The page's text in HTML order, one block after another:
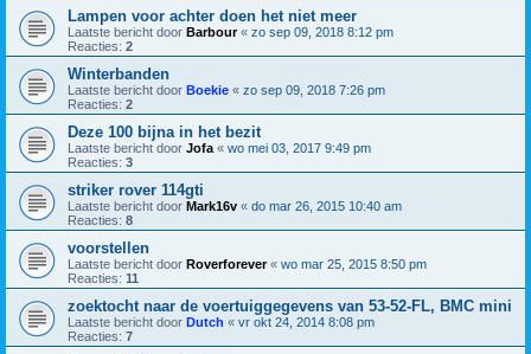
Lampen voor achter doen het niet meer
Laatste bericht door Barbour« zo sep 09, 2018 8:12 pm
Reacties: 2
Winterbanden
Laatste bericht door Boekie « zo sep 09, 2018 7:26 pm
Reacties: 2
Deze 100 bijna in het bezit
Laatste bericht door Jofa « wo mei 03, 2017 9:49 pm
Reacties: 3
striker rover 114gti
Laatste bericht door Mark16v « do mar 26, 2015 10:40 am
Reacties: 8
voorstellen
Laatste bericht door Roverforever« wo mar 25, 2015 8:50 pm
Reacties: 11
zoektocht naar de voertuiggegevens van 53-52-FL, BMC mini
Laatste bericht door Dutch « vr okt 24, 2014 8:08 pm
Reacties: 7